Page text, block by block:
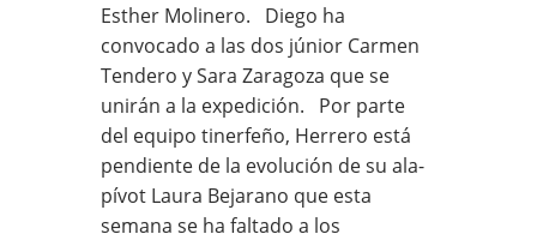
Esther Molinero. Diego ha
convocado a las dos júnior Carmen
Tendero y Sara Zaragoza que se
unirán a la expedición. Por parte
del equipo tinerfeño, Herrero está
pendiente de la evolución de su ala-
pívot Laura Bejarano que esta
semana se ha faltado a los